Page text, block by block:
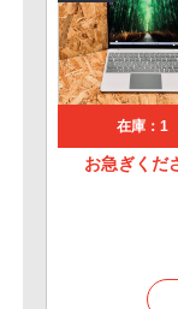
在庫：1
お急ぎくだ